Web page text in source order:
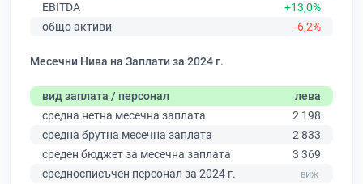
EBITDA
+13,0%
общо активи
-6,2%
Месечни Нива на Заплати за 2024 г.
вид заплата / персонал
лева
средна нетна месечна заплата
2 198
средна брутна месечна заплата
2 833
среден бюджет за месечна заплата
3 369
средносписъчен персонал за 2024 г.